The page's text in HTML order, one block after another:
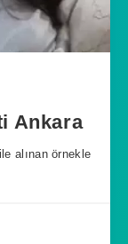
Ankara
alınan örnekle